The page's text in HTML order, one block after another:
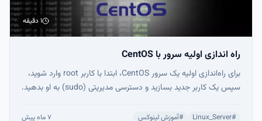
۱ دقیقه
راه اندازی اولیه سرور با CentOS
برای راه‌اندازی اولیه یک سرور CentOS، ابتدا با کاربر root وارد شوید،
سپس یک کاربر جدید بسازید و دسترسی مدیریتی (sudo) به او بدهید.
نهایت، دسترسی SSH کاربر عادی را برقرار کنید تا عملیات روزانه امن و
#
Linux_Server
#آموزش لینوکس ۷ ماه پیش